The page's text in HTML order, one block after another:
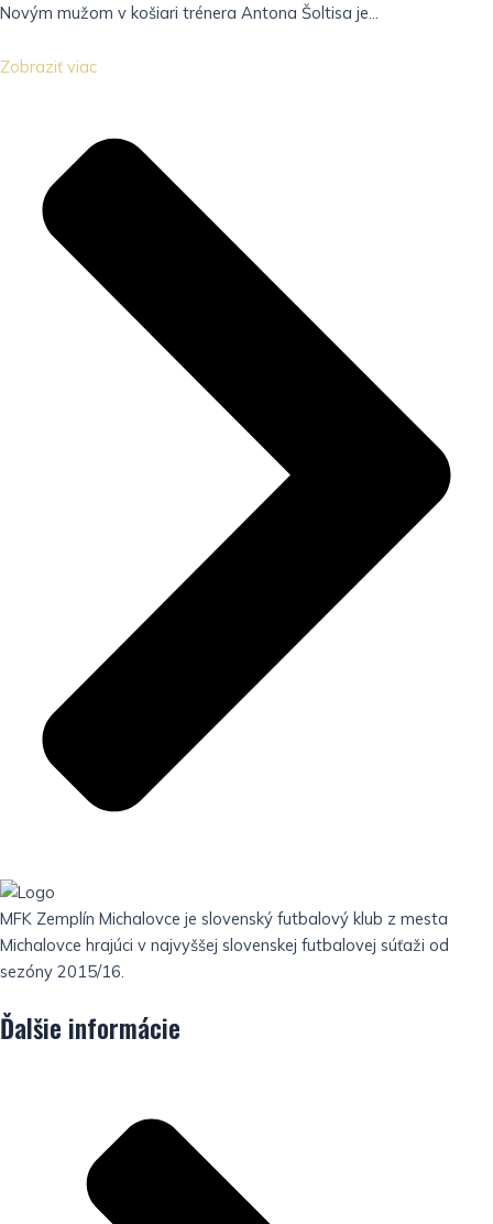
Novým mužom v košiari trénera Antona Šoltisa je...
Zobraziť viac
MFK Zemplín Michalovce je slovenský futbalový klub z mesta
Michalovce hrajúci v najvyššej slovenskej futbalovej súťaži od
sezóny 2015/16.
Ďalšie informácie